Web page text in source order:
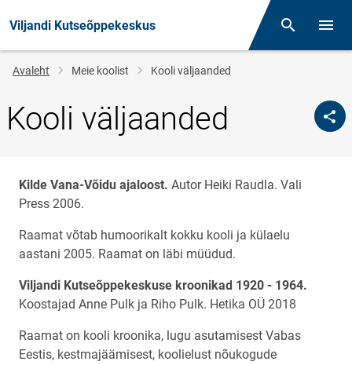
Viljandi Kutseõppekeskus Otsing
Jälglink
Avaleht Meie koolist Kooli väljaanded
Kooli väljaanded
Kilde Vana-Võidu ajaloost. Autor Heiki Raudla. Vali
Press 2006.
Raamat võtab humoorikalt kokku kooli ja külaelu
aastani 2005. Raamat on läbi müüdud.
Viljandi Kutseõppekeskuse kroonikad 1920 - 1964.
Koostajad Anne Pulk ja Riho Pulk. Hetika OÜ 2018
Raamat on kooli kroonika, lugu asutamisest Vabas
Eestis, kestmajäämisest, koolielust nõukogude